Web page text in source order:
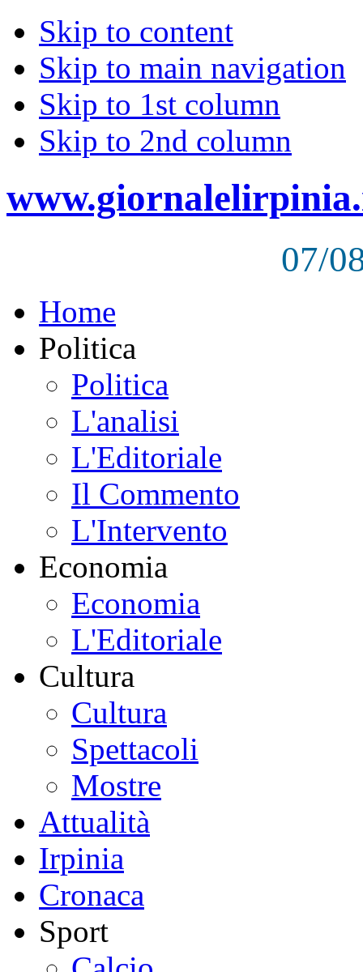
Skip to content
Skip to main navigation
Skip to 1st column
Skip to 2nd column
07/
Home
Politica
Politica
L'analisi
L'Editoriale
Il Commento
L'Intervento
Economia
Economia
L'Editoriale
Cultura
Cultura
Spettacoli
Mostre
Attualità
Irpinia
Cronaca
Sport